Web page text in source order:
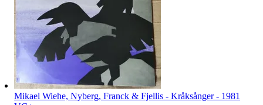
Mikael Wiehe, Nyberg, Franck & Fjellis - Kråksånger - 1981